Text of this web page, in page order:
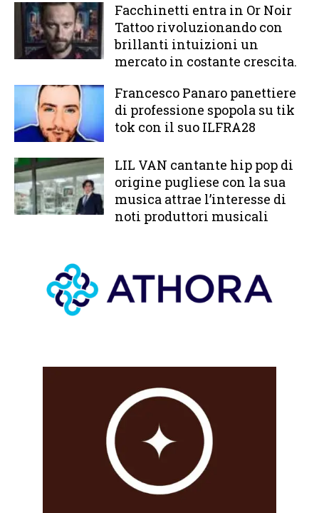
Facchinetti entra in Or Noir
Tattoo rivoluzionando con
brillanti intuizioni un
mercato in costante crescita.
Francesco Panaro panettiere
di professione spopola su tik
tok con il suo ILFRA28
LIL VAN cantante hip pop di
origine pugliese con la sua
musica attrae l’interesse di
noti produttori musicali